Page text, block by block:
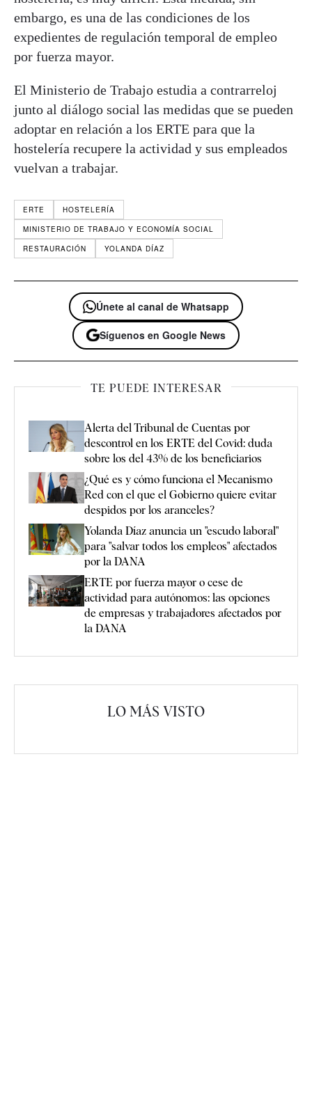
embargo, es una de las condiciones de los
expedientes de regulación temporal de empleo
por fuerza mayor.
El Ministerio de Trabajo estudia a contrarreloj
junto al diálogo social las medidas que se pueden
adoptar en relación a los ERTE para que la
hostelería recupere la actividad y sus empleados
vuelvan a trabajar.
ERTE
HOSTELERÍA
MINISTERIO DE TRABAJO Y ECONOMÍA SOCIAL
RESTAURACIÓN
YOLANDA DÍAZ
Únete al canal de Whatsapp
Síguenos en Google News
TE PUEDE INTERESAR
Alerta del Tribunal de Cuentas por
descontrol en los ERTE del Covid: duda
sobre los del 43% de los beneficiarios
¿Qué es y cómo funciona el Mecanismo
Red con el que el Gobierno quiere evitar
despidos por los aranceles?
Yolanda Díaz anuncia un "escudo laboral"
para "salvar todos los empleos" afectados
por la DANA
ERTE por fuerza mayor o cese de
actividad para autónomos: las opciones
de empresas y trabajadores afectados por
la DANA
LO MÁS VISTO